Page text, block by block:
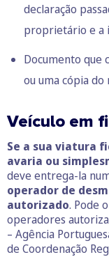
declaração
proprietário e a
Documento que
ou uma cópia
Veículo em
Se a sua viatura
avaria ou
deve entrega-la
operador de
autorizado. Pode
operadores
– Agência
de Coordenação